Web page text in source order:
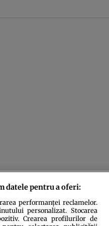
datele pentru a oferi:
performanței reclamelor.
personalizat. Stocarea
Crearea profilurilor de